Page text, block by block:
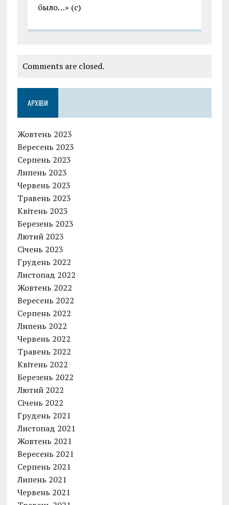
было…» (с)
Comments are closed.
АРХІВИ
Жовтень 2023
Вересень 2023
Серпень 2023
Липень 2023
Червень 2023
Травень 2023
Квітень 2023
Березень 2023
Лютий 2023
Січень 2023
Грудень 2022
Листопад 2022
Жовтень 2022
Вересень 2022
Серпень 2022
Липень 2022
Червень 2022
Травень 2022
Квітень 2022
Березень 2022
Лютий 2022
Січень 2022
Грудень 2021
Листопад 2021
Жовтень 2021
Вересень 2021
Серпень 2021
Липень 2021
Червень 2021